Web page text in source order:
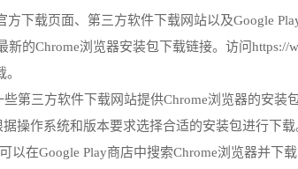
下载页面、第三方软件下载网站以及Google
的Chrome浏览器安装包下载链接。访问https://
第三方软件下载网站提供Chrome浏览器的安装
操作系统和版本要求选择合适的安装包进行下载
以在Google Play商店中搜索Chrome浏览器并下